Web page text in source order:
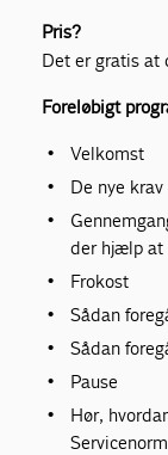
Pris?
Det er gratis at
Foreløbigt
Velkomst
De nye krav
der hjælp at
Frokost
Sådan
Sådan
Pause
Hør,